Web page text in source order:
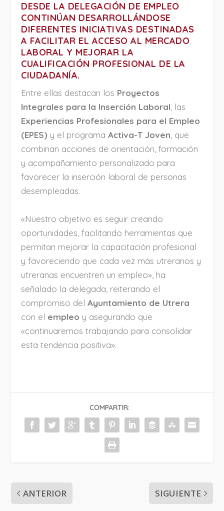
DESDE LA DELEGACIÓN DE EMPLEO
CONTINÚAN DESARROLLÁNDOSE
DIFERENTES INICIATIVAS DESTINADAS
A FACILITAR EL ACCESO AL MERCADO
LABORAL Y MEJORAR LA
CUALIFICACIÓN PROFESIONAL DE LA
CIUDADANÍA.
Entre ellas destacan los Proyectos
Integrales para la Inserción Laboral, las
Experiencias Profesionales para el Empleo
(EPES) y el programaActiva-T Joven, que
combinan acciones de orientación, formación
y acompañamiento personalizado para
favorecer la inserción laboral de personas
desempleadas.
«Nuestro objetivo es seguir creando
oportunidades, facilitando herramientas que
permitan mejorar la capacitación profesional
y favoreciendo que cada vez más utreranos y
utreranas encuentren un empleo», ha
señalado la delegada, reiterando el
compromiso delAyuntamiento de Utrera
con el empleo y asegurando que
«continuaremos trabajando para consolidar
esta tendencia positiva».
COMPARTIR:
ANTERIOR SIGUIENTE